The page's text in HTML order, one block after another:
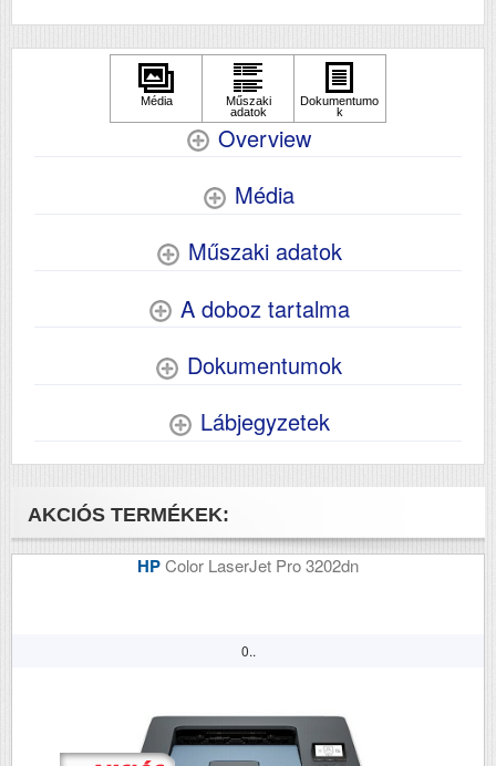
Overview
Média
Műszaki adatok
A doboz tartalma
Dokumentumok
Lábjegyzetek
AKCIÓS TERMÉKEK:
HPColor LaserJet Pro 3202dn
0..